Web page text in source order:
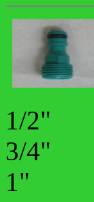
1/2"
3/4"
1"